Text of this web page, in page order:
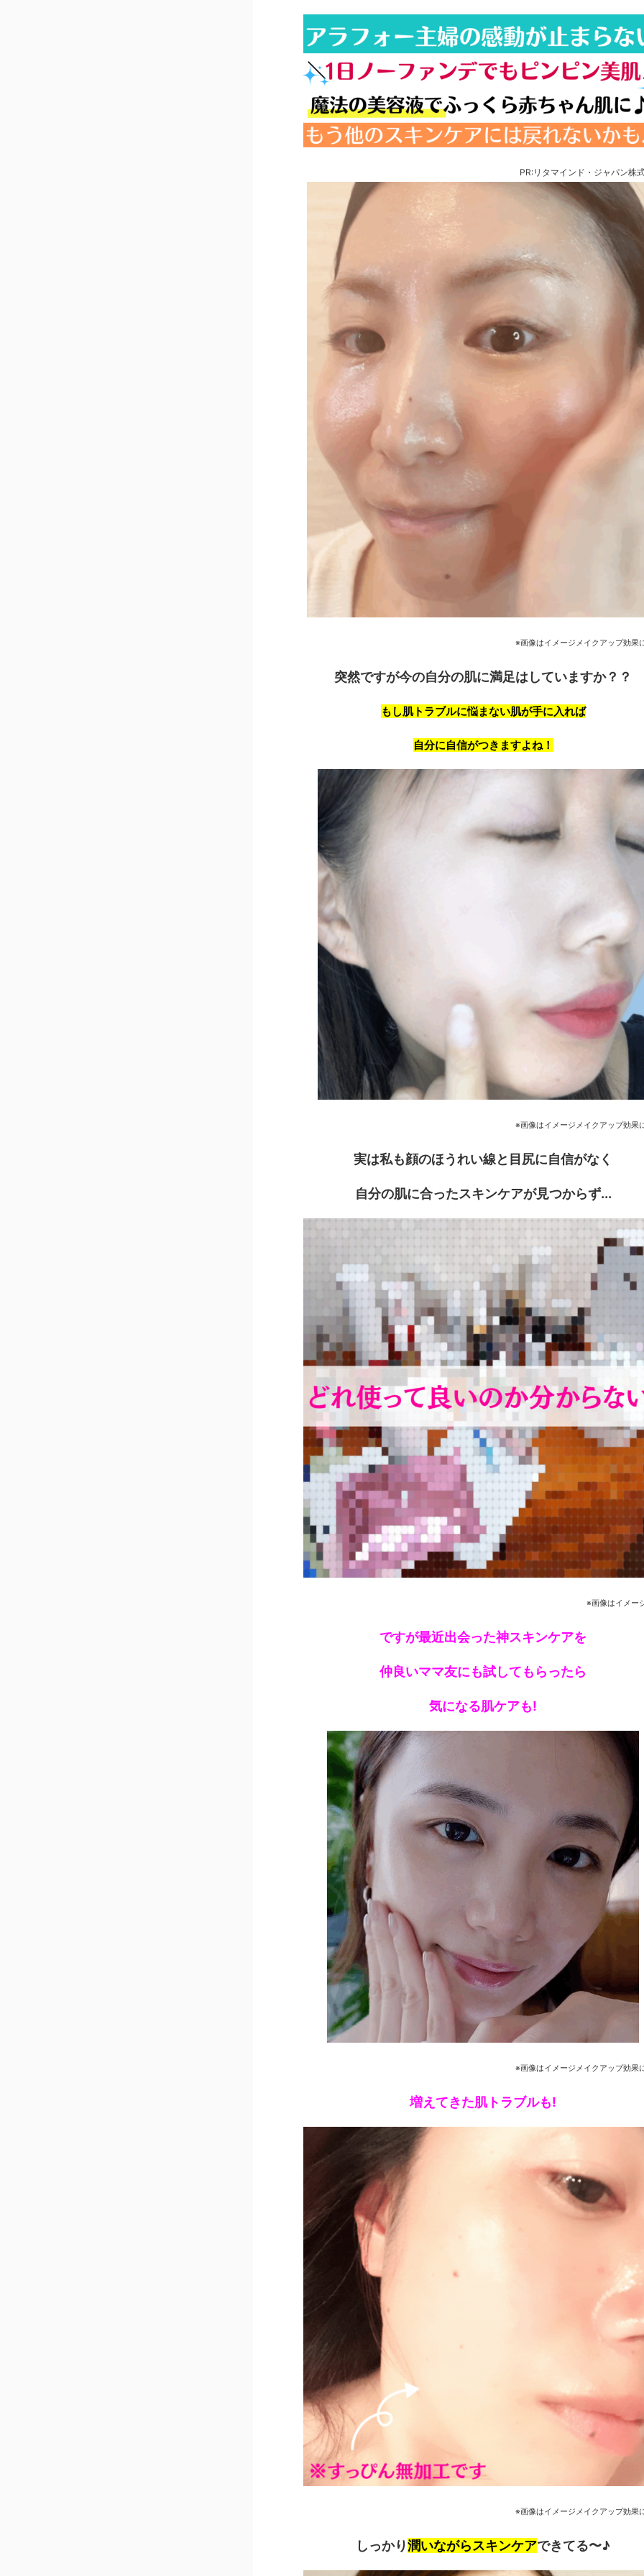
PR:リタマインド・ジャパン株
※画像はイメージメイクアップ効果
突然ですが今の自分の肌に満足はしていますか？？
もし肌トラブルに悩まない肌が手に入れば
自分に自信がつきますよね！
※画像はイメージメイクアップ効果
実は私も顔のほうれい線と目尻に自信がなく
自分の肌に合ったスキンケアが見つからず...
※画像はイメー
ですが最近出会った神スキンケアを
仲良いママ友にも試してもらったら
気になる肌ケアも!
※画像はイメージメイクアップ効果
増えてきた肌トラブルも!
※画像はイメージメイクアップ効果
しっかり潤いながらスキンケアできてる〜♪